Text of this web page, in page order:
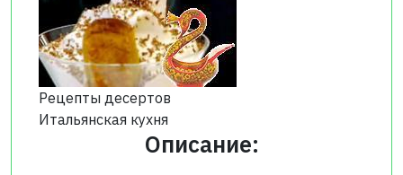
Рецепты десертов
Итальянская кухня
Описание: